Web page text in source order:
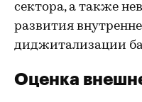
сектора, а также
развития
диджитализации
Оценка